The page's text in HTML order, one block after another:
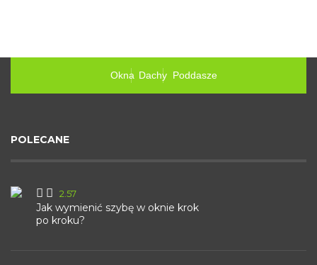
Okna Dachy Poddasze
POLECANE
Jak wymienić szybę w oknie krok
po kroku?
2.57